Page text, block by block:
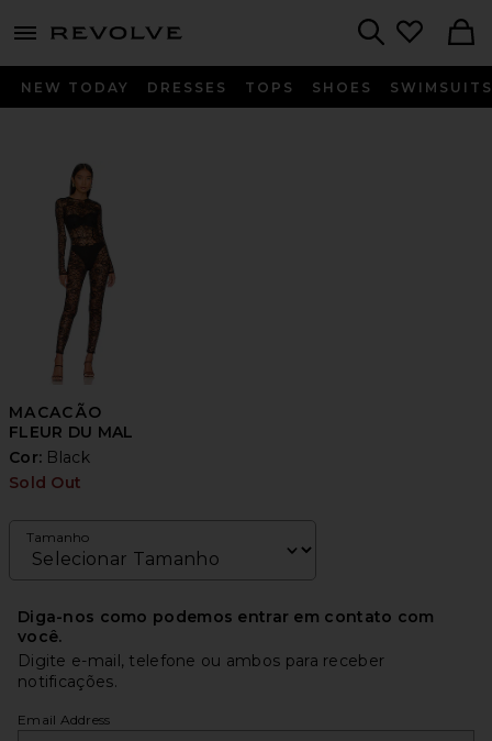
menu - shows more content
NEW TODAY DRESSES TOPS SHOES SWIMSUITS
MACACÃO
FLEUR DU MAL
Cor: Black
Sold Out
Tamanho
Diga-nos como podemos entrar em contato com
você.
Digite e-mail, telefone ou ambos para receber
notificações.
Email Address